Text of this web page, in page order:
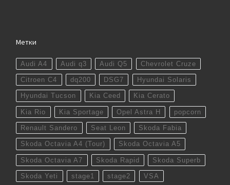
Метки
Audi A4 Audi q3 Audi Q5 Chevrolet Cruze
Citroen C4 dq200 DSG7 Hyundai Solaris
Hyundai Tucson Kia Ceed Kia Cerato
Kia Rio Kia Sportage Opel Astra H popcorn
Renault Sandero Seat Leon Skoda Fabia
Skoda Octavia A4 (Tour) Skoda Octavia A5
Skoda Octavia A7 Skoda Rapid Skoda Superb
Skoda Yeti stage1 stage2 VSA